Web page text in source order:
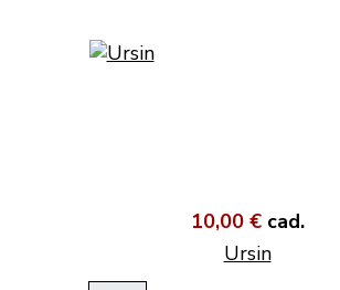
10,00 € cad.
Ursin